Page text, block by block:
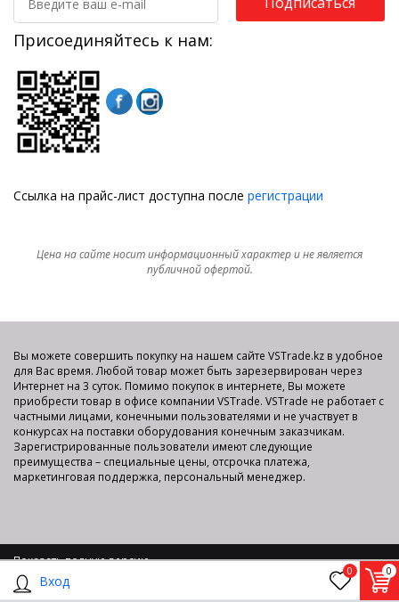
Вход
0 0
Присоединяйтесь к нам:
Ссылка на прайс-лист доступна после регистрации
Цена на сайте носит информационный характер и не является
публичной офертой.
Вы можете совершить покупку на нашем сайте VSTrade.kz в удобное
для Вас время. Любой товар может быть зарезервирован через
Интернет на 3 суток. Помимо покупок в интернете, Вы можете
приобрести товар в офисе компании VSTrade. VSTrade не работает с
частными лицами, конечными пользователями и не участвует в
конкурсах на поставки оборудования конечным заказчикам.
Зарегистрированные пользователи имеют следующие
преимущества – специальные цены, отсрочка платежа,
маркетинговая поддержка, персональный менеджер.
Показать полную версию
2015-2025 © VS TRADE Интернет-площадка для продажи
компьютерного оборудования по оптовым ценам со склада в